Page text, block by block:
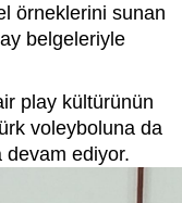
örneklerini sunan
belgeleriyle
play kültürünün
voleyboluna da
devam ediyor.